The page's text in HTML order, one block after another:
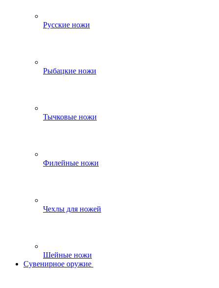
Русские ножи
Рыбацкие ножи
Тычковые ножи
Филейные ножи
Чехлы для ножей
Шейные ножи
Сувенирное оружие